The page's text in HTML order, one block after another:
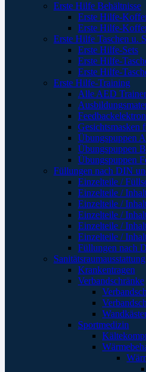
Erste Hilfe Behältnisse
Erste Hilfe-
Erste Hilfe-
Erste Hilfe Taschen u.
Erste Hilfe-Sets
Erste Hilfe-
Erste Hilfe-
Erste Hilfe-Training
Alle AED
Gesichtsmasken
Übungspuppen
Übungspuppen
Übungspuppen
Füllungen nach DIN
Einzelteile /
Einzelteile /
Einzelteile /
Einzelteile /
Einzelteile /
Einzelteile /
Füllungen nach
Sanitätsraumausstattung
Krankentragen
Verbandschränke
Sportmedizin